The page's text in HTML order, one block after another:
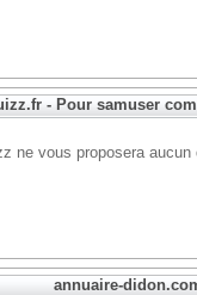
- Pour samuser
ne vous proposera
annuaire-